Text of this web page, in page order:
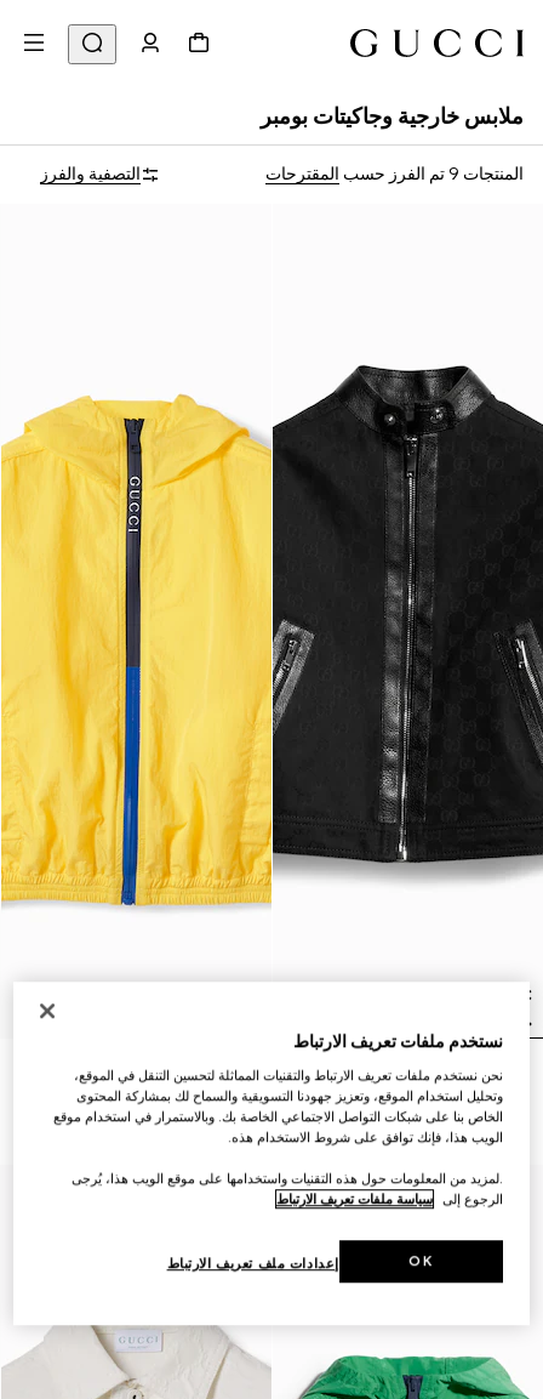
ملابس خارجية وجاكيتات بومبر
المنتجات 9 تم الفرز حسب المقترحات التصفية والفرز
جاكيت من جاكارد القطن بشعار
GG للأطفال
SAR 8,500
جاكيت من النايلون المجعّد
للأطفال
SAR 3,750
نستخدم ملفات تعريف الارتباط
نحن نستخدم ملفات تعريف الارتباط والتقنيات المماثلة لتحسين التنقل في الموقع،
وتحليل استخدام الموقع، وتعزيز جهودنا التسويقية والسماح لك بمشاركة المحتوى
الخاص بنا على شبكات التواصل الاجتماعي الخاصة بك. وبالاستمرار في استخدام موقع
الويب هذا، فإنك توافق على شروط الاستخدام هذه.
.لمزيد من المعلومات حول هذه التقنيات واستخدامها على موقع الويب هذا، يُرجى
الرجوع إلى سياسة ملفات تعريف الارتباط
إعدادات ملف تعريف الارتباط OK